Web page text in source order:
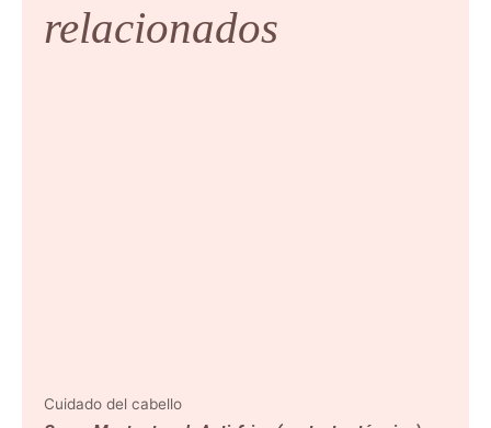
relacionados
Cuidado del cabello